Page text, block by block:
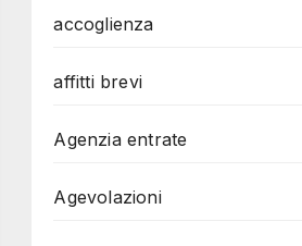
accoglienza
affitti brevi
Agenzia entrate
Agevolazioni